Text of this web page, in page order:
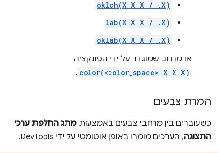
oklch(X X X / .X)
lab(X X X / .X)
oklab(X X X / .X)
או מרחב שמוגדר על ידי הפונקציה
color(<color_space> X X X)
.
המרת צבעים
כשעוברים בין מרחבי צבעים באמצעות מתג החלפת ערכי
התצוגה, הערכים מומרו באופן אוטומטי על ידי DevTools.